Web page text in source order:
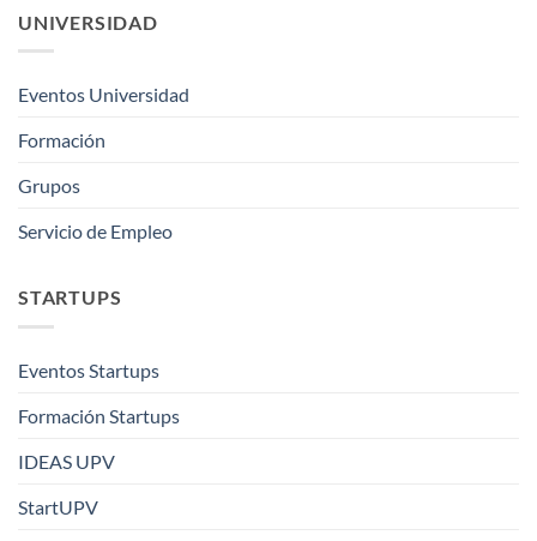
UNIVERSIDAD
Eventos Universidad
Formación
Grupos
Servicio de Empleo
STARTUPS
Eventos Startups
Formación Startups
IDEAS UPV
StartUPV